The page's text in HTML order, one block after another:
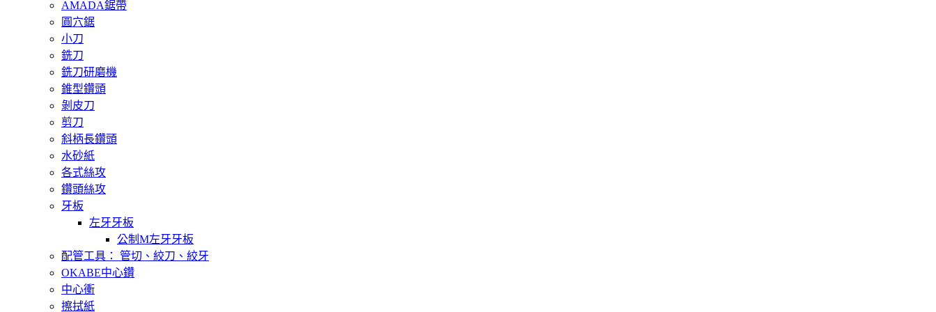
AMADA鋸帶
圓穴鋸
小刀
銑刀
銑刀研磨機
錐型鑽頭
剝皮刀
剪刀
斜柄長鑽頭
水砂紙
各式絲攻
鑽頭絲攻
牙板
左牙牙板
公制M左牙牙板
配管工具： 管切、絞刀、絞牙
OKABE中心鑽
中心衝
擦拭紙